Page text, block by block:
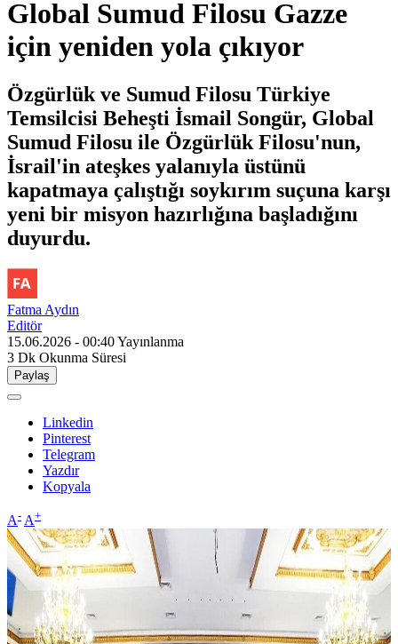
Global Sumud Filosu Gazze
için yeniden yola çıkıyor
Özgürlük ve Sumud Filosu Türkiye
Temsilcisi Beheşti İsmail Songür, Global
Sumud Filosu ile Özgürlük Filosu'nun,
İsrail'in ateşkes yalanıyla üstünü
kapatmaya çalıştığı soykırım suçuna karşı
yeni bir misyon hazırlığına başladığını
duyurdu.
Fatma Aydın
Editör
15.06.2026 - 00:40Yayınlanma
3 Dk Okunma Süresi
Paylaş
Linkedin
Pinterest
Telegram
Yazdır
Kopyala
A- A+